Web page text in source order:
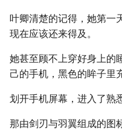
叶卿清楚的记得，她第一
现在应该还来得及。
她甚至顾不上穿好身上的
己的手机，黑色的眸子里
划开手机屏幕，进入了熟
那由剑刃与羽翼组成的图